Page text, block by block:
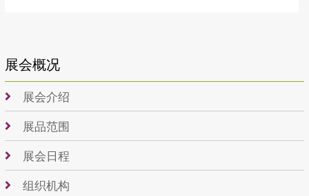
展会概况
展会介绍
展品范围
展会日程
组织机构